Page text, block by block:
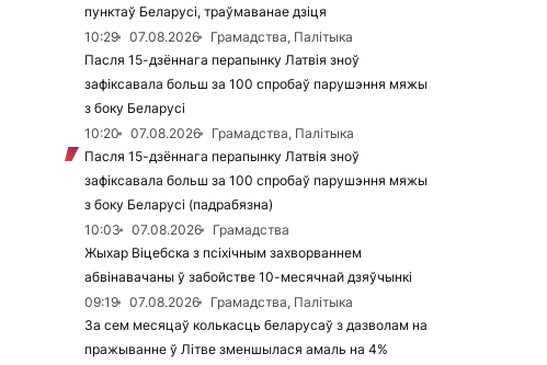
пунктаў Беларусі, траўмаванае дзіця
10:29
07.08.2026
Грамадства, Палітыка
Пасля 15-дзённага перапынку Латвія зноў
зафіксавала больш за 100 спробаў парушэння мяжы
з боку Беларусі
10:20
07.08.2026
Грамадства, Палітыка
Пасля 15-дзённага перапынку Латвія зноў
зафіксавала больш за 100 спробаў парушэння мяжы
з боку Беларусі (падрабязна)
10:03
07.08.2026
Грамадства
Жыхар Віцебска з псіхічным захворваннем
абвінавачаны ў забойстве 10-месячнай дзяўчынкі
09:19
07.08.2026
Грамадства, Палітыка
За сем месяцаў колькасць беларусаў з дазволам на
пражыванне ў Літве зменшылася амаль на 4%